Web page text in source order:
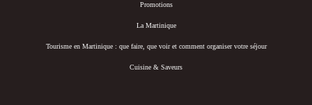
Promotions
La Martinique
Tourisme en Martinique : que faire, que voir et comment organiser votre séjour
Cuisine & Saveurs